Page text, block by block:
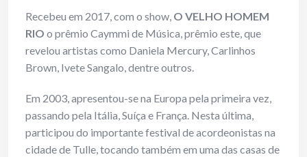
Recebeu em 2017, com o show, O VELHO HOMEM
RIO o prêmio Caymmi de Música, prêmio este, que
revelou artistas como Daniela Mercury, Carlinhos
Brown, Ivete Sangalo, dentre outros.
Em 2003, apresentou-se na Europa pela primeira vez,
passando pela Itália, Suíça e França. Nesta última,
participou do importante festival de acordeonistas na
cidade de Tulle, tocando também em uma das casas de